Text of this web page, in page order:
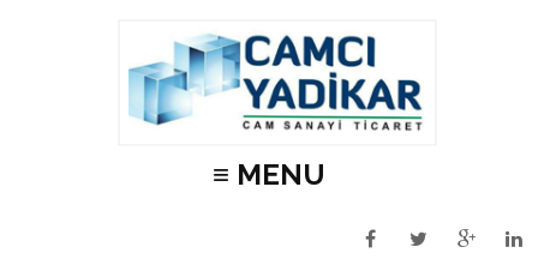
≡ MENU